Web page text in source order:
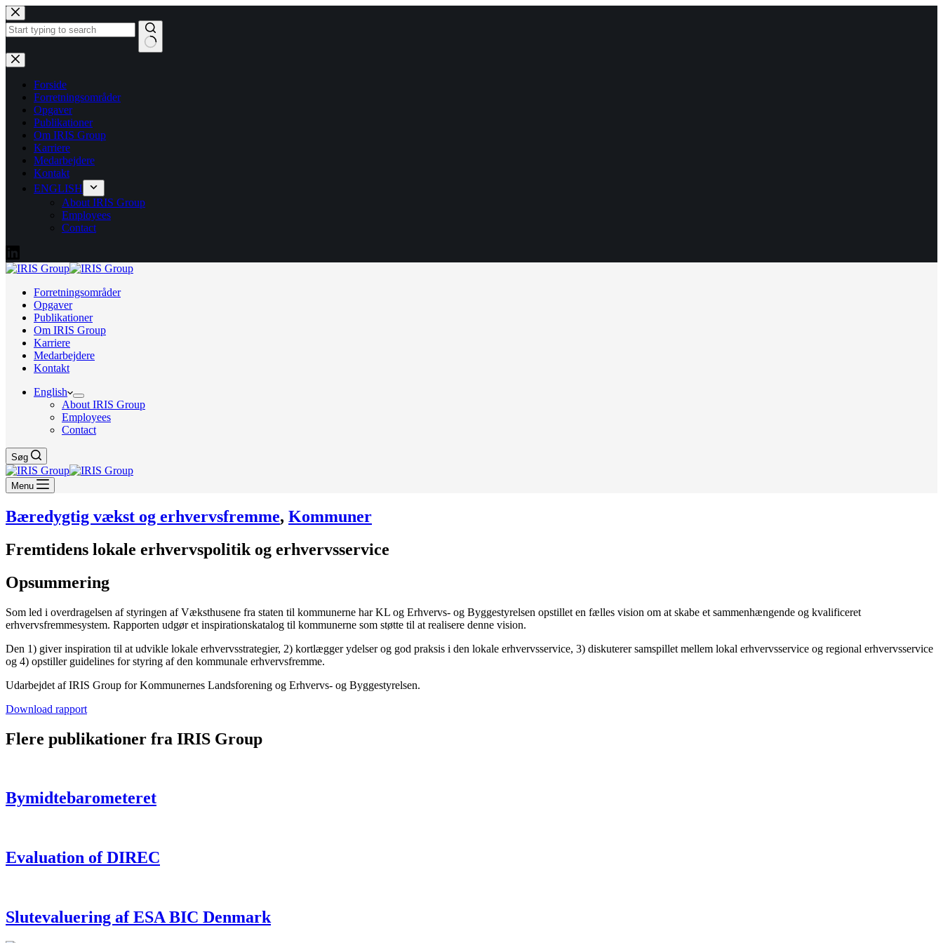
Fortsæt
til
indhold
Ingen
resultater
Forside
Forretningsområder
Opgaver
Publikationer
Om IRIS Group
Karriere
Medarbejdere
Kontakt
ENGLISH
About IRIS Group
Employees
Contact
Forretningsområder
Opgaver
Publikationer
Om IRIS Group
Karriere
Medarbejdere
Kontakt
English
About IRIS Group
Employees
Contact
Søg
Menu
Bæredygtig vækst og erhvervsfremme, Kommuner
Fremtidens lokale erhvervspolitik og erhvervsservice
Opsummering
Som led i overdragelsen af styringen af Væksthusene fra staten til kommunerne har KL og Erhvervs- og Byggestyrelsen opstillet en fælles vision om at skabe et sammenhængende og kvalificeret
erhvervsfremmesystem. Rapporten udgør et inspirationskatalog til kommunerne som støtte til at realisere denne vision.
Den 1) giver inspiration til at udvikle lokale erhvervsstrategier, 2) kortlægger ydelser og god praksis i den lokale erhvervsservice, 3) diskuterer samspillet mellem lokal erhvervsservice og regional erhvervsservice
og 4) opstiller guidelines for styring af den kommunale erhvervsfremme.
Udarbejdet af IRIS Group for Kommunernes Landsforening og Erhvervs- og Byggestyrelsen.
Download rapport
Flere publikationer fra IRIS Group
Bymidtebarometeret
Evaluation of DIREC
Slutevaluering af ESA BIC Denmark